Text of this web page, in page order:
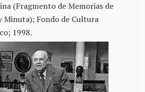
(Fragmento de Memorias de
Minuta); Fondo de Cultura
1998.